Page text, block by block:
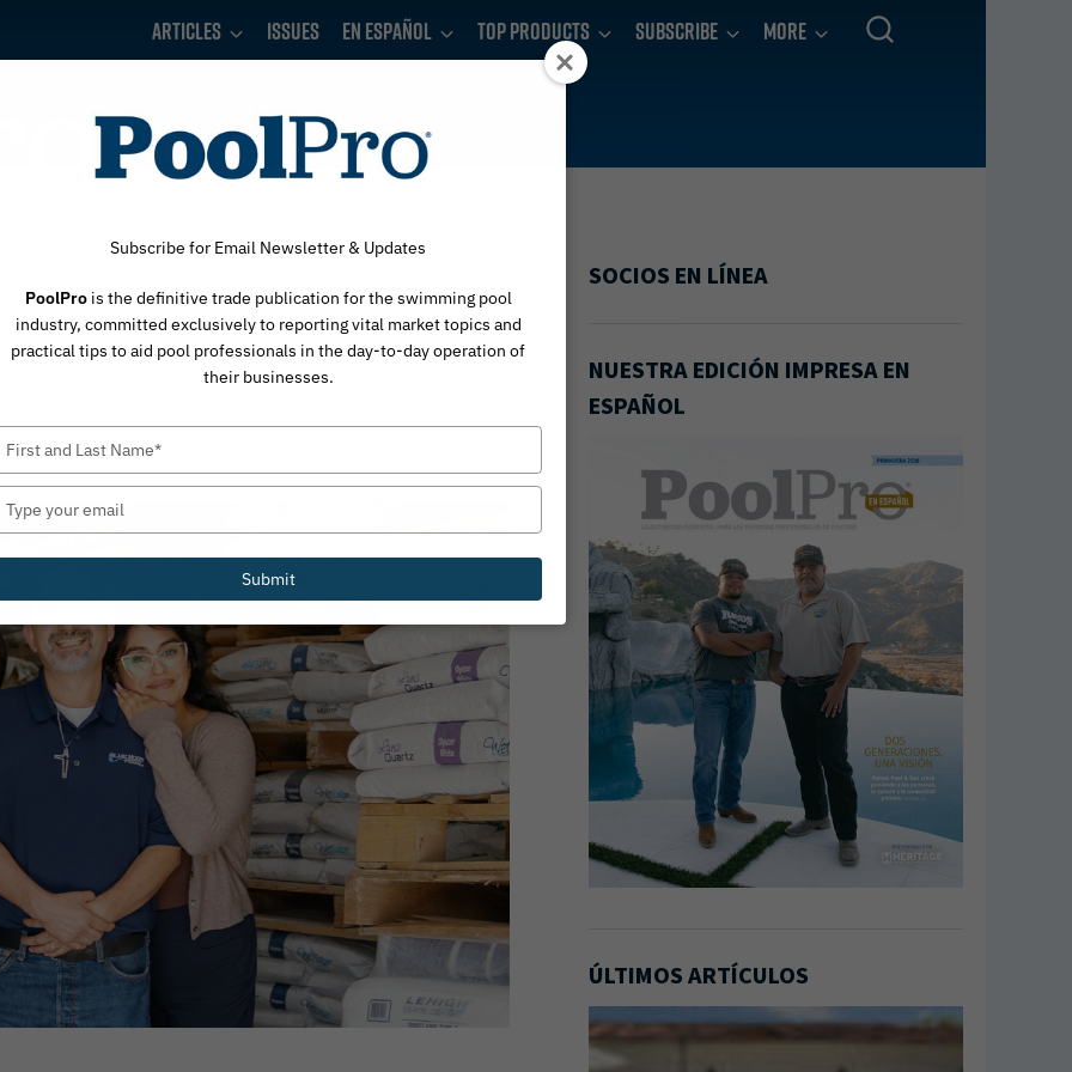
Articles Issues En Español Top Products Subscribe More
demuestra que las personas profesionales
la industria
SOCIOS EN LÍNEA
NUESTRA EDICIÓN IMPRESA EN
ESPAÑOL
ÚLTIMOS ARTÍCULOS
Subscribe for Email Newsletter & Updates
PoolProis the definitive trade publication for the swimming pool
industry, committed exclusively to reporting vital market topics and
practical tips to aid pool professionals in the day-to-day operation of
their businesses.
name
Submit